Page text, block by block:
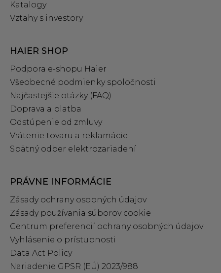
Katalogy
Vztahy s investory
HAIER SHOP
Podpora e‑shopu Haier
Všeobecné podmienky spoločnosti
Najčastejšie otázky (FAQ)
Doprava a platba
Odstúpenie od zmluvy
Vrátenie tovaru a reklamácie
Spätný odber elektrozariadení
PRÁVNE INFORMÁCIE
Zásady ochrany osobných údajov
Zásady používania súborov cookie
Centrum preferencií ochrany osobných údajov
Vyhlásenie o prístupnosti
Data Act Policy
Nariadenie GPSR (EÚ) 2023/988